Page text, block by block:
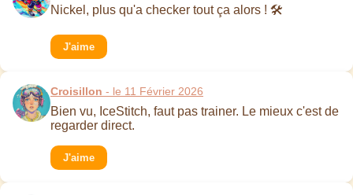
Nickel, plus qu'a checker tout ça alors ! 🛠️
J'aime
Croisillon - le 11 Février 2026
Bien vu, IceStitch, faut pas trainer. Le mieux c'est de
regarder direct.
J'aime